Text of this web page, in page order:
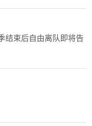
结束后自由离队即将告